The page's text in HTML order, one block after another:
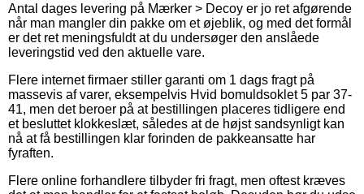
Antal dages levering på Mærker > Decoy er jo ret afgørende
når man mangler din pakke om et øjeblik, og med det formål
er det ret meningsfuldt at du undersøger den anslåede
leveringstid ved den aktuelle vare.
Flere internet firmaer stiller garanti om 1 dags fragt på
massevis af varer, eksempelvis Hvid bomuldsoklet 5 par 37-
41, men det beroer på at bestillingen placeres tidligere end
et besluttet klokkeslæt, således at de højst sandsynligt kan
nå at få bestillingen klar forinden de pakkeansatte har
fyraften.
Flere online forhandlere tilbyder fri fragt, men oftest kræves